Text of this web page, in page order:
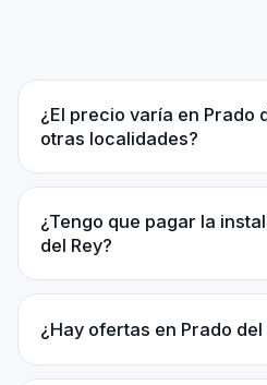
¿El precio varía en Prado
otras localidades?
¿Tengo que pagar la
del Rey?
¿Hay ofertas en Prado del